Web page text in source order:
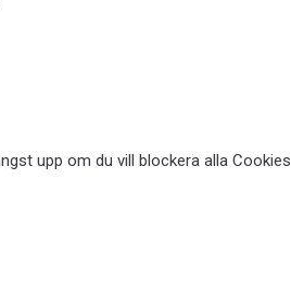
upp om du vill blockera alla Cookies